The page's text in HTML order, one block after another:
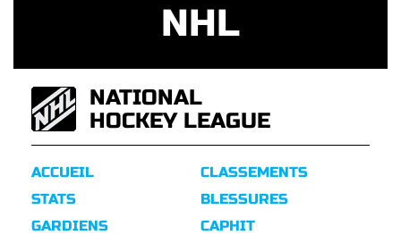
NHL
NATIONAL
HOCKEY LEAGUE
ACCUEIL
STATS
GARDIENS
CLASSEMENTS
BLESSURES
CAPHIT